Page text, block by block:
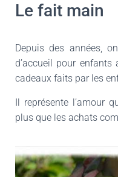
Le fait main
Depuis des années,
d’accueil pour enfants
cadeaux faits par les
Il représente l’amour
plus que les achats